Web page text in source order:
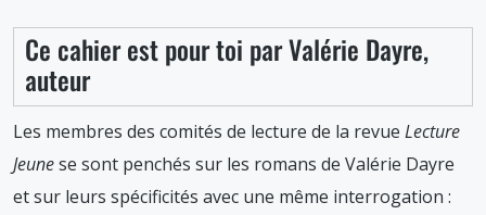
Ce cahier est pour toi par Valérie Dayre,
auteur
Les membres des comités de lecture de la revue Lecture
Jeunese sont penchés sur les romans de Valérie Dayre
et sur leurs spécificités avec une même interrogation :